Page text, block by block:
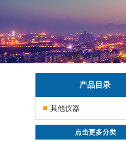
产品目录
其他仪器
点击更多分类